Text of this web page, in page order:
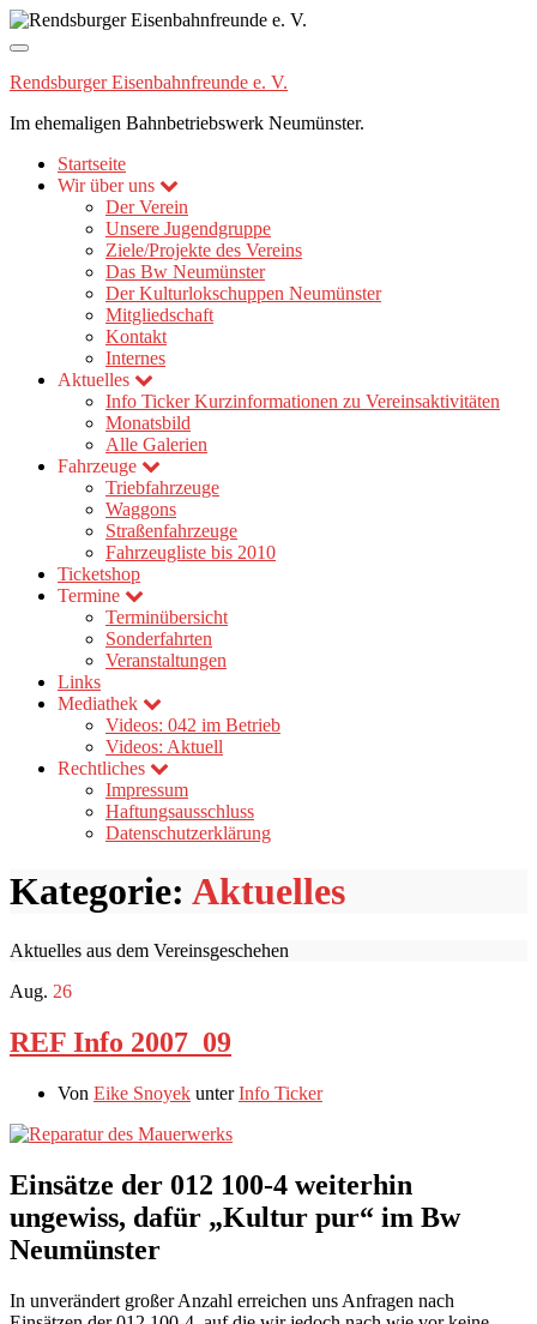
Navigation
umschalten
Rendsburger Eisenbahnfreunde e. V.
Im ehemaligen Bahnbetriebswerk Neumünster.
Startseite
Wir über uns
Der Verein
Unsere Jugendgruppe
Ziele/Projekte des Vereins
Das Bw Neumünster
Der Kulturlokschuppen Neumünster
Mitgliedschaft
Kontakt
Internes
Aktuelles
Info TickerKurzinformationen zu Vereinsaktivitäten
Monatsbild
Alle Galerien
Fahrzeuge
Triebfahrzeuge
Waggons
Straßenfahrzeuge
Fahrzeugliste bis 2010
Ticketshop
Termine
Terminübersicht
Sonderfahrten
Veranstaltungen
Links
Mediathek
Videos: 042 im Betrieb
Videos: Aktuell
Rechtliches
Impressum
Haftungsausschluss
Datenschutzerklärung
Kategorie: Aktuelles
Aktuelles aus dem Vereinsgeschehen
Aug. 26
REF Info 2007_09
Von Eike Snoyek unterInfo Ticker
Einsätze der 012 100-4 weiterhin
ungewiss, dafür „Kultur pur“ im Bw
Neumünster
In unverändert großer Anzahl erreichen uns Anfragen nach